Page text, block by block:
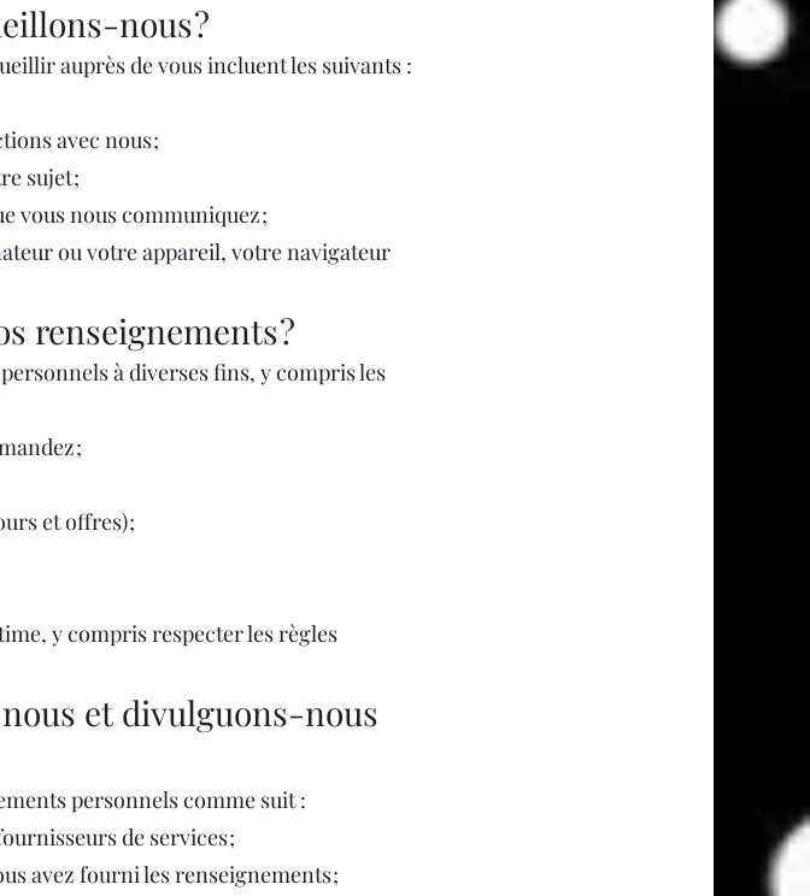
nous ?
auprès de vous incluent les suivants :
avec nous ;
sujet ;
vous nous communiquez ;
ou votre appareil, votre navigateur
renseignements ?
à diverses fins, y compris les
;
et offres) ;
y compris respecter les règles
et divulguons-nous
personnels comme suit :
de services ;
avez fourni les renseignements ;